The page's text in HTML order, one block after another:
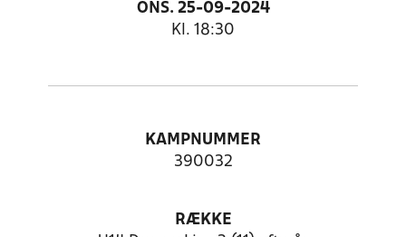
ONS. 25-09-2024
Kl. 18:30
KAMPNUMMER
390032
RÆKKE